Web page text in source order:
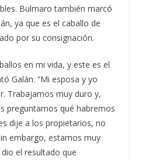
Bulmaro también marcó
ya que es el caballo de
por su consignación.
en mi vida, y este es el
Galán. “Mi esposa y yo
Trabajamos muy duro y,
preguntamos qué habremos
dije a los propietarios, no
embargo, estamos muy
el resultado que